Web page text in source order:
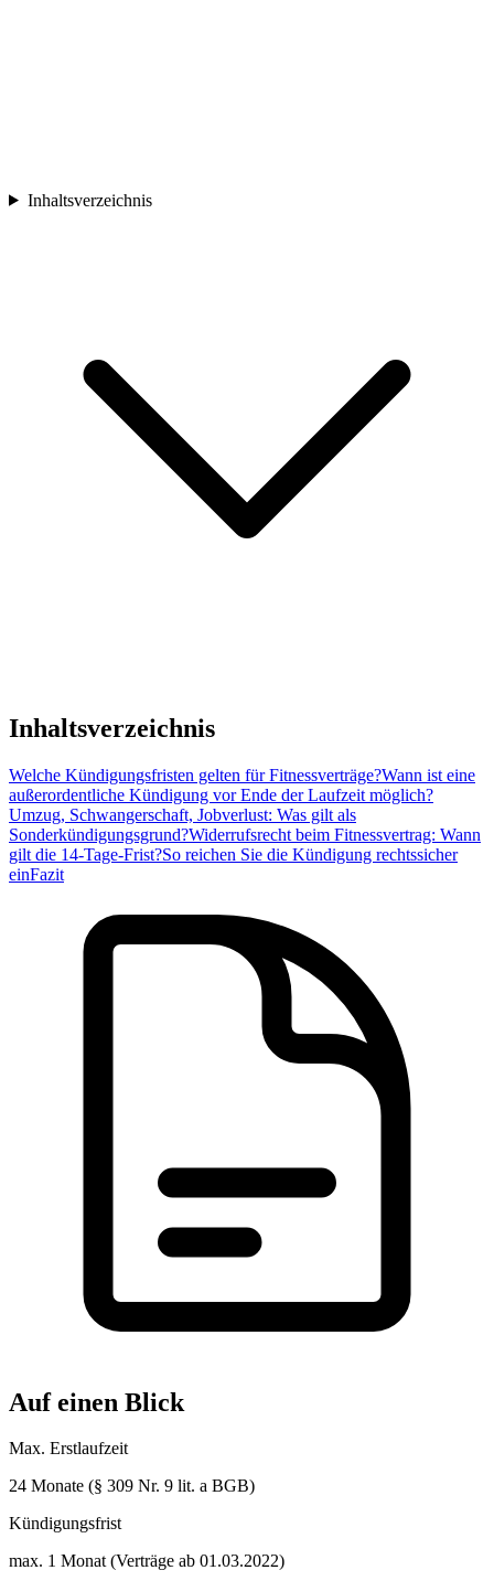
Inhaltsverzeichnis
Inhaltsverzeichnis
Welche Kündigungsfristen gelten für Fitnessverträge?Wann ist eine
außerordentliche Kündigung vor Ende der Laufzeit möglich?
Umzug, Schwangerschaft, Jobverlust: Was gilt als
Sonderkündigungsgrund?Widerrufsrecht beim Fitnessvertrag: Wann
gilt die 14-Tage-Frist?So reichen Sie die Kündigung rechtssicher
einFazit
Auf einen Blick
Max. Erstlaufzeit
24 Monate (§ 309 Nr. 9 lit. a BGB)
Kündigungsfrist
max. 1 Monat (Verträge ab 01.03.2022)